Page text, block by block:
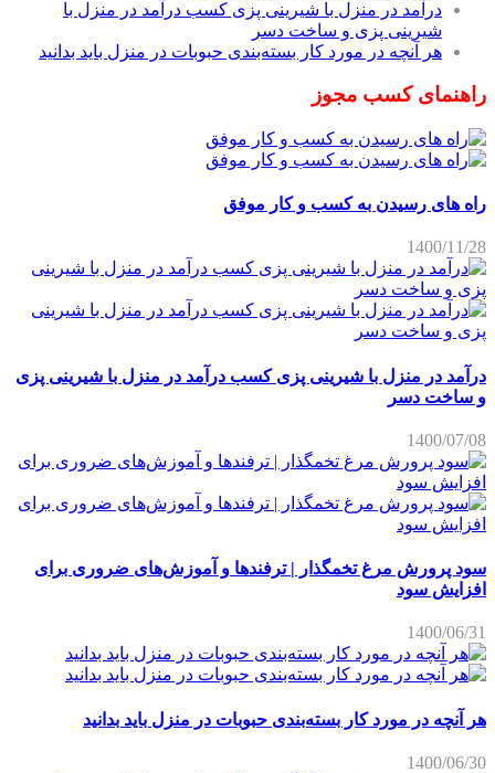
درآمد در منزل با شیرینی پزی کسب درآمد در منزل با
شیرینی پزی و ساخت دسر
هر آنچه در مورد کار بسته‌بندی حبوبات در منزل باید بدانید
راهنمای کسب مجوز
راه های رسیدن به کسب و کار موفق
1400/11/28
درآمد در منزل با شیرینی پزی کسب درآمد در منزل با شیرینی پزی
و ساخت دسر
1400/07/08
سود پرورش مرغ تخمگذار | ترفندها و آموزش‌های ضروری برای
افزایش سود
1400/06/31
هر آنچه در مورد کار بسته‌بندی حبوبات در منزل باید بدانید
1400/06/30